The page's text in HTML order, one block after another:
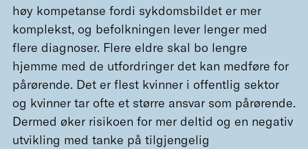
høy kompetanse fordi sykdomsbildet er mer
komplekst, og befolkningen lever lenger med
flere diagnoser. Flere eldre skal bo lengre
hjemme med de utfordringer det kan medføre for
pårørende. Det er flest kvinner i offentlig sektor
og kvinner tar ofte et større ansvar som pårørende.
Dermed øker risikoen for mer deltid og en negativ
utvikling med tanke på tilgjengelig